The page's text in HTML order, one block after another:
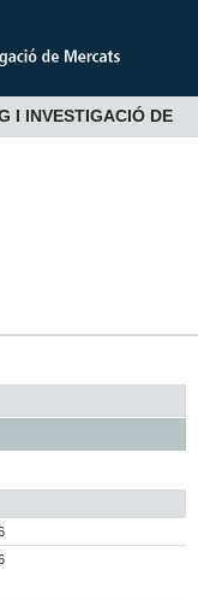
I INVESTIGACIÓ DE